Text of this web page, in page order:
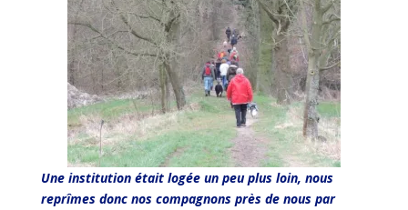
Une institution était logée un peu plus loin, nous
reprîmes donc nos compagnons près de nous par